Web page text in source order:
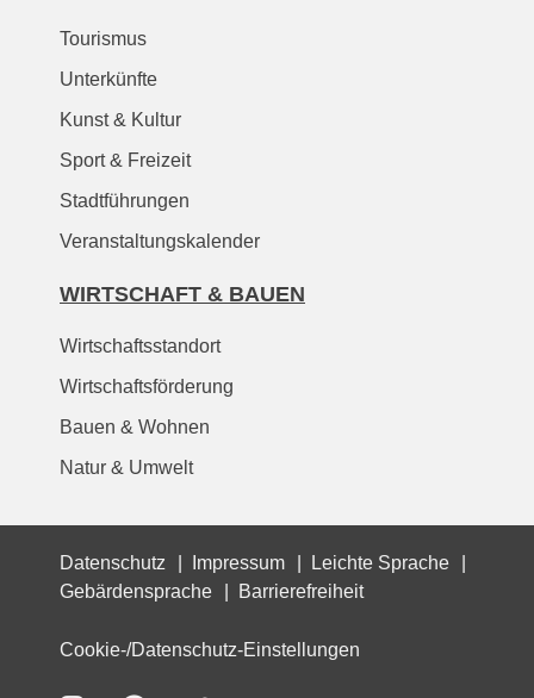
Tourismus
Unterkünfte
Kunst & Kultur
Sport & Freizeit
Stadtführungen
Veranstaltungskalender
WIRTSCHAFT & BAUEN
Wirtschaftsstandort
Wirtschaftsförderung
Bauen & Wohnen
Natur & Umwelt
Datenschutz Impressum
Leichte Sprache
Gebärdensprache
Barrierefreiheit
Cookie-/Datenschutz-Einstellungen